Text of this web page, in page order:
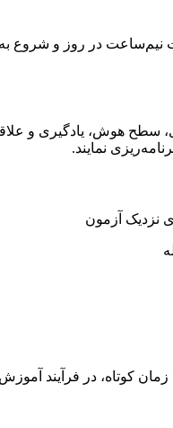
در روز و شروع به
سطح هوش، یادگیری و
نمایند.
نزدیک آزمون
زمان کوتاه، در